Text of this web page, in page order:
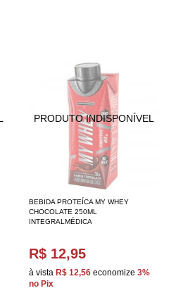
BEBIDA PROTEÍCA MY WHEY
CHOCOLATE 250ML
INTEGRALMÉDICA
R$ 12,95
à vista R$ 12,56 economize 3%
no Pix